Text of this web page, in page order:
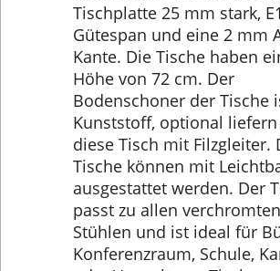
Tischplatte 25 mm stark,
Gütespan und eine 2 mm
Kante. Die Tische haben
Höhe von 72 cm. Der
Bodenschoner der Tische
Kunststoff, optional
diese Tisch mit Filzgleiter.
Tische können mit
ausgestattet werden. Der
passt zu allen verchromten
Stühlen und ist ideal für
Konferenzraum, Schule,